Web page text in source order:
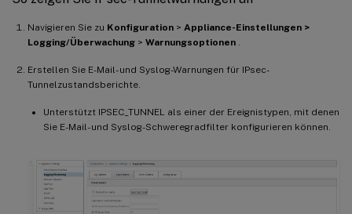
Navigieren Sie zu Konfiguration > Appliance-Einstellungen >
Logging/Überwachung > Warnungsoptionen
Erstellen Sie E-Mail- und Syslog-Warnungen für IPsec-
Tunnelzustandsberichte.
Unterstützt IPSEC_TUNNEL als einer der Ereignistypen, mit denen
Sie E-Mail- und Syslog-Schweregradfilter konfigurieren können.